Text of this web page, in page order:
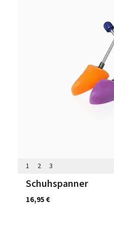
1 2 3
Schuhspanner
16,95 €